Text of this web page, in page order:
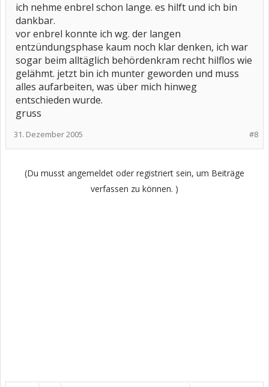
ich nehme enbrel schon lange. es hilft und ich bin
dankbar.
vor enbrel konnte ich wg. der langen
entzündungsphase kaum noch klar denken, ich war
sogar beim alltäglich behördenkram recht hilflos wie
gelähmt. jetzt bin ich munter geworden und muss
alles aufarbeiten, was über mich hinweg
entschieden wurde.
gruss
#8
31. Dezember 2005
(Du musst angemeldet oder registriert sein, um Beiträge
verfassen zu können. )